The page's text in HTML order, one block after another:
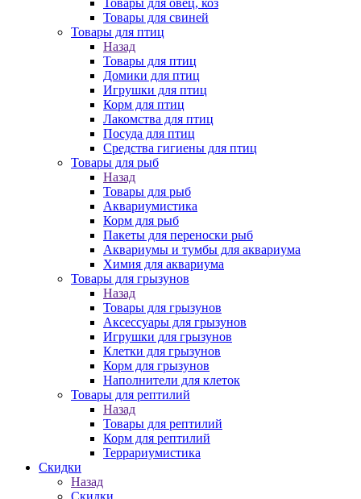
Товары для овец, коз
Товары для свиней
Товары для птиц
Назад
Товары для птиц
Домики для птиц
Игрушки для птиц
Корм для птиц
Лакомства для птиц
Посуда для птиц
Средства гигиены для птиц
Товары для рыб
Назад
Товары для рыб
Аквариумистика
Корм для рыб
Пакеты для переноски рыб
Аквариумы и тумбы для аквариума
Химия для аквариума
Товары для грызунов
Назад
Товары для грызунов
Аксессуары для грызунов
Игрушки для грызунов
Клетки для грызунов
Корм для грызунов
Наполнители для клеток
Товары для рептилий
Назад
Товары для рептилий
Корм для рептилий
Террариумистика
Скидки
Назад
Скидки